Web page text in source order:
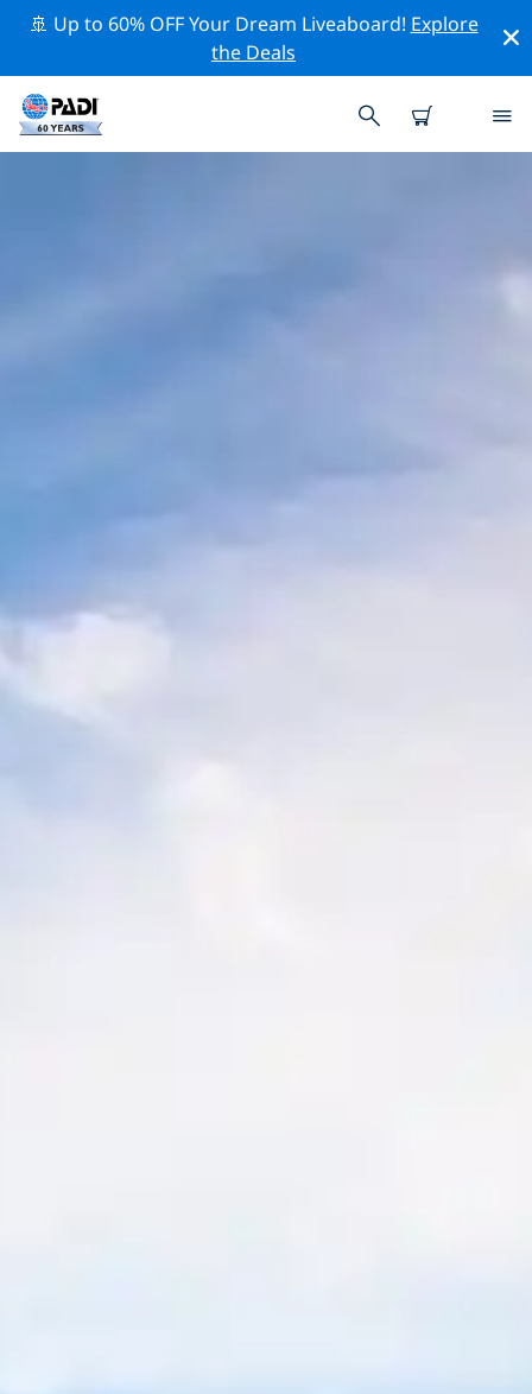
🚢 Up to 60% OFF Your Dream Liveaboard! Explore
the Deals